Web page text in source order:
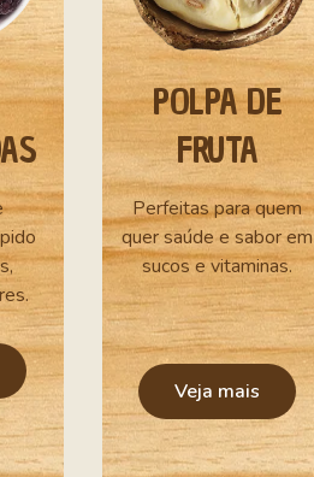
POLPA DE
FRUTA
Perfeitas para quem
quer saúde e sabor em
sucos e vitaminas.
Veja mais